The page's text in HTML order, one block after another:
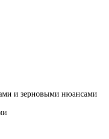
и зерновыми нюансами